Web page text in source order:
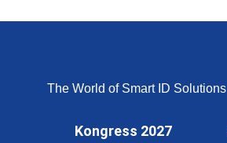
The World of Smart ID Solutions
Kongress 2027